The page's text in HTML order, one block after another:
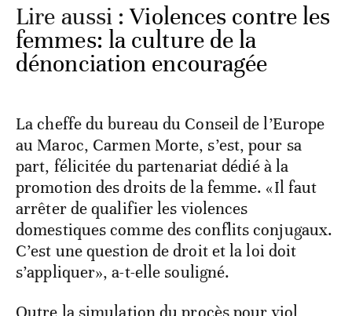
Lire aussi :Violences contre les
femmes: la culture de la
dénonciation encouragée
La cheffe du bureau du Conseil de l’Europe
au Maroc, Carmen Morte, s’est, pour sa
part, félicitée du partenariat dédié à la
promotion des droits de la femme. «Il faut
arrêter de qualifier les violences
domestiques comme des conflits conjugaux.
C’est une question de droit et la loi doit
s’appliquer», a-t-elle souligné.
Outre la simulation du procès pour viol